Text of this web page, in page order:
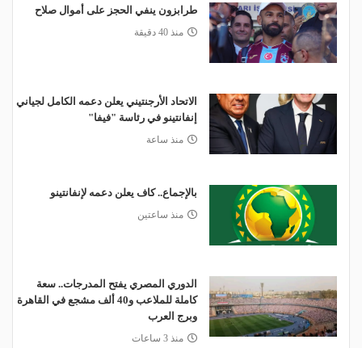
طرابزون ينفي الحجز على أموال صلاح
منذ 40 دقيقة
الاتحاد الأرجنتيني يعلن دعمه الكامل لجياني
إنفانتينو في رئاسة "فيفا"
منذ ساعة
بالإجماع.. كاف يعلن دعمه لإنفانتينو
منذ ساعتين
الدوري المصري يفتح المدرجات.. سعة
كاملة للملاعب و40 ألف مشجع في القاهرة
وبرج العرب
منذ 3 ساعات